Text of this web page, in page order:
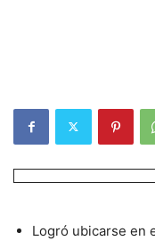
Logró ubicarse en